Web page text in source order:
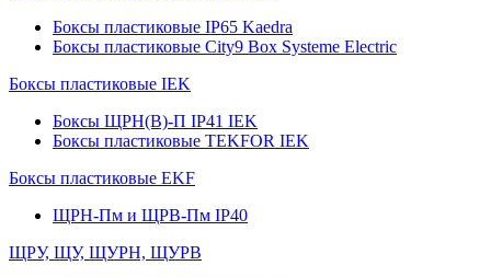
Боксы пластиковые IP65 Kaedra
Боксы пластиковые City9 Box Systeme Electric
Боксы пластиковые IEK
Боксы ЩРН(В)-П IP41 IEK
Боксы пластиковые TEKFOR IEK
Боксы пластиковые EKF
ЩРН-Пм и ЩРВ-Пм IP40
ЩРУ, ЩУ, ЩУРН, ЩУРВ